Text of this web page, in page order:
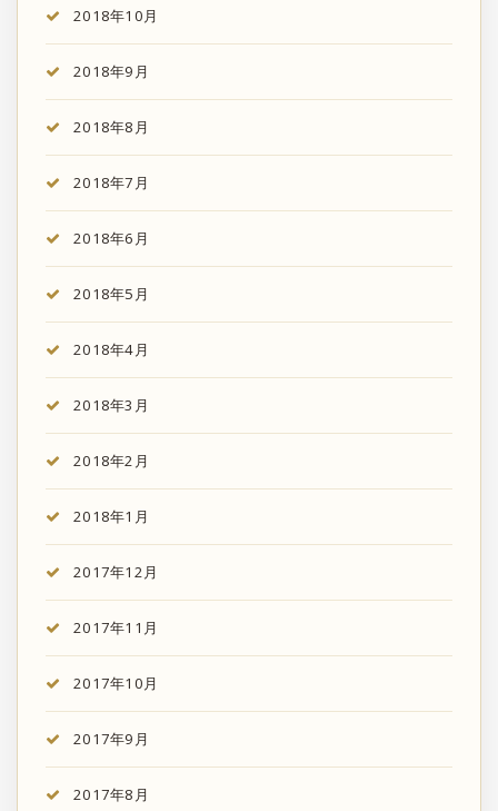
2018年10月
2018年9月
2018年8月
2018年7月
2018年6月
2018年5月
2018年4月
2018年3月
2018年2月
2018年1月
2017年12月
2017年11月
2017年10月
2017年9月
2017年8月